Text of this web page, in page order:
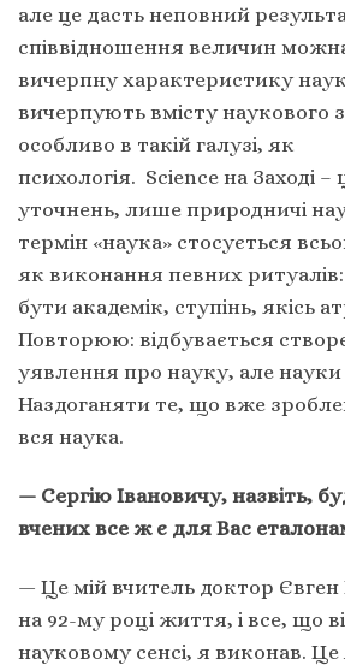
але це дасть неповний
співвідношення величин
вичерпну характеристику
вичерпують вмісту наукового
особливо в такій галузі, як
психологія. Science на Заході
уточнень, лише природничі
термін «наука» стосується
як виконання певних
бути академік, ступінь, якісь
Повторюю: відбувається
уявлення про науку, але науки
Наздоганяти те, що вже
вся наука.
— Сергію Івановичу, назвіть,
вчених все ж є для Вас
— Це мій вчитель доктор Євген
на 92-му році життя, і все, що
науковому сенсі, я виконав. Це